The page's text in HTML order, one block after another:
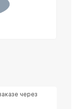
через